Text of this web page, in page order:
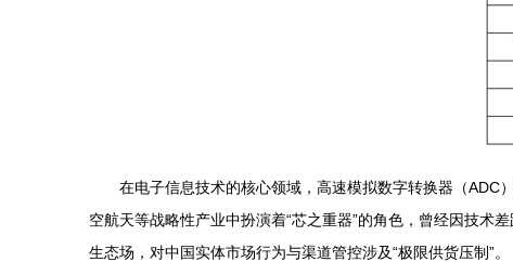
在电子信息技术的核心领域，高速模拟数字转换器（ADC
空航天等战略性产业中扮演着“芯之重器”的角色，曾经因技术
生态场，对中国实体市场行为与渠道管控涉及“极限供货压制”。